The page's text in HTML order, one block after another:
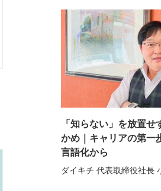
「知らない」を放置
かめ｜キャリアの第一
言語化から
ダイキチ 代表取締役社長